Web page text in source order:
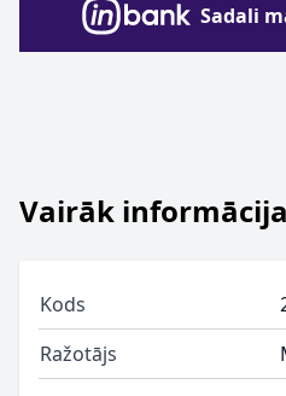
Sadali
Vairāk
Kods
Ražotājs